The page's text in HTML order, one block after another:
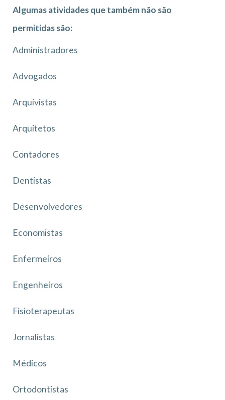
Algumas atividades que também não são
permitidas são:
Administradores
Advogados
Arquivistas
Arquitetos
Contadores
Dentistas
Desenvolvedores
Economistas
Enfermeiros
Engenheiros
Fisioterapeutas
Jornalistas
Médicos
Ortodontistas